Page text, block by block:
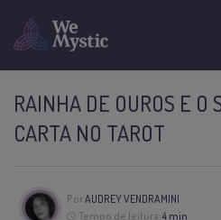
RAINHA DE OUROS E O
CARTA NO TAROT
PorAUDREY VENDRAMINI
Tempo de leitura:4 min